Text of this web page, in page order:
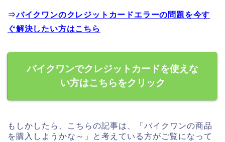
⇒バイクワンのクレジットカードエラーの問題を今す
ぐ解決したい方はこちら
バイクワンでクレジットカードを使えな
い方はこちらをクリック
もしかしたら、こちらの記事は、「バイクワンの商品
を購入しようかな～」と考えている方がご覧になって